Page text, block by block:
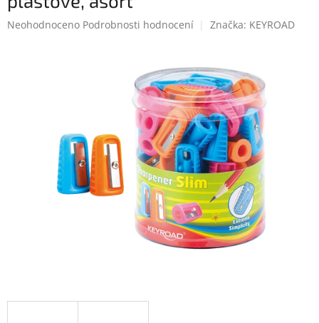
Průměrné
Neohodnoceno Podrobnosti hodnocení Značka: KEYROAD